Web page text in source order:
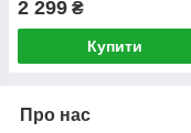
2 299 ₴
Купити
Про нас